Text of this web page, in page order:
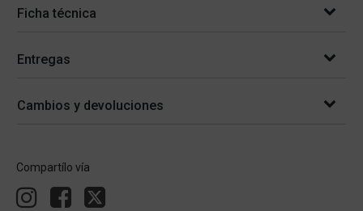
Ficha técnica
Entregas
Cambios y devoluciones
Compartílo vía